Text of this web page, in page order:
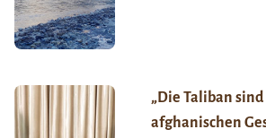
„Die Taliban
afghanischen